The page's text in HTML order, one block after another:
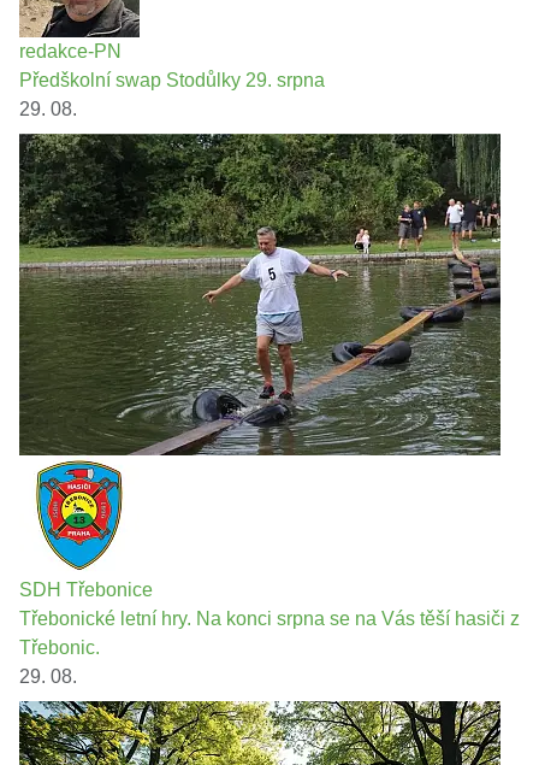
redakce-PN
Předškolní swap Stodůlky 29. srpna
29. 08.
SDH Třebonice
Třebonické letní hry. Na konci srpna se na Vás těší hasiči z
Třebonic.
29. 08.